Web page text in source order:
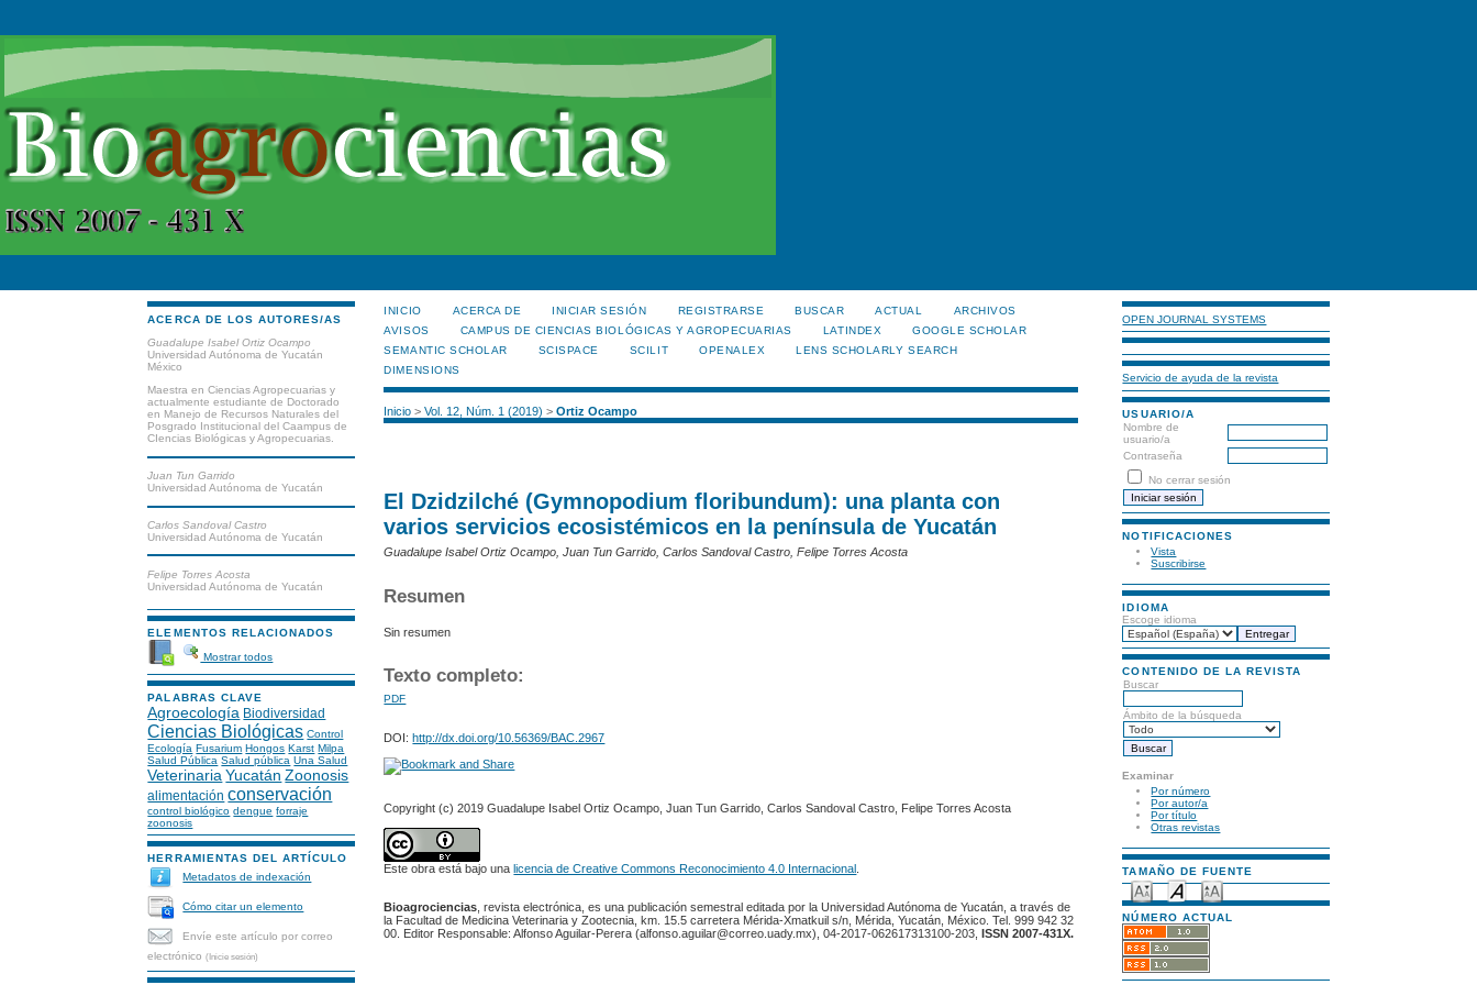
ACERCA DE LOS AUTORES/AS
Guadalupe Isabel Ortiz Ocampo
Universidad Autónoma de Yucatán
México
Maestra en Ciencias Agropecuarias y
actualmente estudiante de Doctorado
en Manejo de Recursos Naturales del
Posgrado Institucional del Caampus de
CIencias Biológicas y Agropecuarias.
Juan Tun Garrido
Universidad Autónoma de Yucatán
Carlos Sandoval Castro
Universidad Autónoma de Yucatán
Felipe Torres Acosta
Universidad Autónoma de Yucatán
ELEMENTOS RELACIONADOS
Mostrar todos
PALABRAS CLAVE
Agroecología Biodiversidad
Ciencias Biológicas Control
Ecología Fusarium Hongos Karst Milpa
Salud Pública Salud pública Una Salud
Veterinaria Yucatán Zoonosis
alimentación conservación
control biológico dengue forraje
zoonosis
HERRAMIENTAS DEL ARTÍCULO
Metadatos de indexación
Cómo citar un elemento
Envíe este artículo por correo
electrónico(Inicie sesión)
OPEN JOURNAL SYSTEMS
Servicio de ayuda de la revista
USUARIO/A
Nombre de
usuario/a
Contraseña
No cerrar sesión
NOTIFICACIONES
Vista
Suscribirse
IDIOMA
Escoge idioma
CONTENIDO DE LA REVISTA
Buscar
Ámbito de la búsqueda
Examinar
Por número
Por autor/a
Por título
Otras revistas
TAMAÑO DE FUENTE
NÚMERO ACTUAL
INICIO ACERCA DE INICIAR SESIÓN REGISTRARSE BUSCAR ACTUAL
ARCHIVOS
AVISOS
CAMPUS DE CIENCIAS BIOLÓGICAS Y AGROPECUARIAS LATINDEX
GOOGLE SCHOLAR
SEMANTIC SCHOLAR
SCISPACE SCILIT OPENALEX
LENS SCHOLARLY SEARCH
DIMENSIONS
Inicio >Vol. 12, Núm. 1 (2019) >Ortiz Ocampo
El Dzidzilché (Gymnopodium floribundum): una planta con
varios servicios ecosistémicos en la península de Yucatán
Guadalupe Isabel Ortiz Ocampo, Juan Tun Garrido, Carlos Sandoval Castro, Felipe Torres Acosta
Resumen
Sin resumen
Texto completo:
PDF
DOI:http://dx.doi.org/10.56369/BAC.2967
Copyright (c) 2019 Guadalupe Isabel Ortiz Ocampo, Juan Tun Garrido, Carlos Sandoval Castro, Felipe Torres Acosta
Este obra está bajo unalicencia de Creative Commons Reconocimiento 4.0 Internacional
Bioagrociencias , revista electrónica, es una publicación semestral editada por la Universidad Autónoma de Yucatán, a través de
la Facultad de Medicina Veterinaria y Zootecnia, km. 15.5 carretera Mérida-Xmatkuil s/n, Mérida, Yucatán, México. Tel. 999 942 32
00. Editor Responsable: Alfonso Aguilar-Perera (alfonso.aguilar@correo.uady.mx), 04-2017-062617313100-203,ISSN 2007-431X.